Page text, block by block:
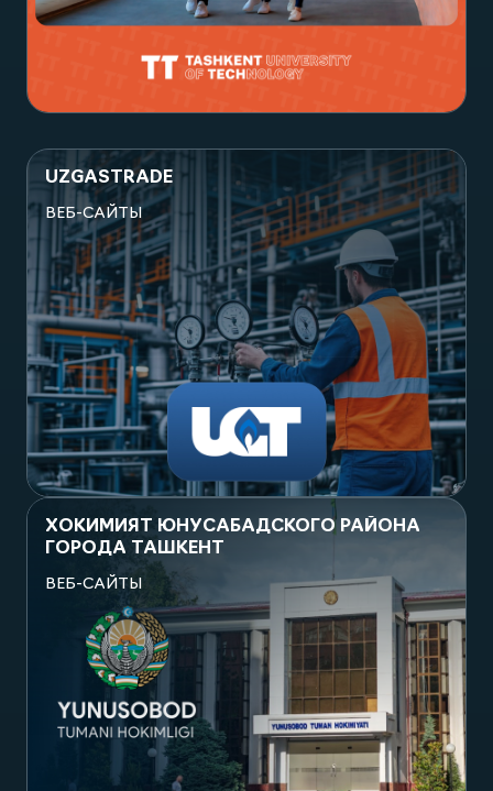
UZGASTRADE
ВЕБ-САЙТЫ
Посмотреть проект
ХОКИМИЯТ ЮНУСАБАДСКОГО РАЙОНА
ГОРОДА ТАШКЕНТ
ВЕБ-САЙТЫ